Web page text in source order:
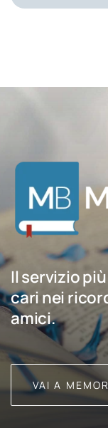
Il servizio
cari nei
amici.
VAI A